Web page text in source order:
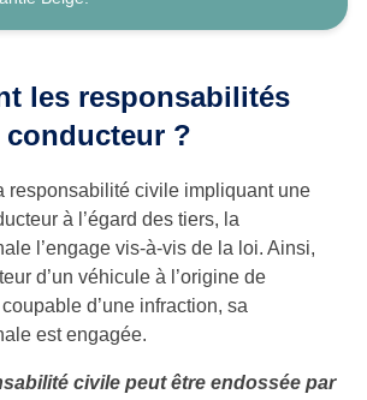
les responsabilités
conducteur ?
responsabilité civile impliquant une
à l’égard des tiers, la
l’engage vis-à-vis de la loi. Ainsi,
d’un véhicule à l’origine de
coupable d’une infraction, sa
est engagée.
civile peut être endossée par